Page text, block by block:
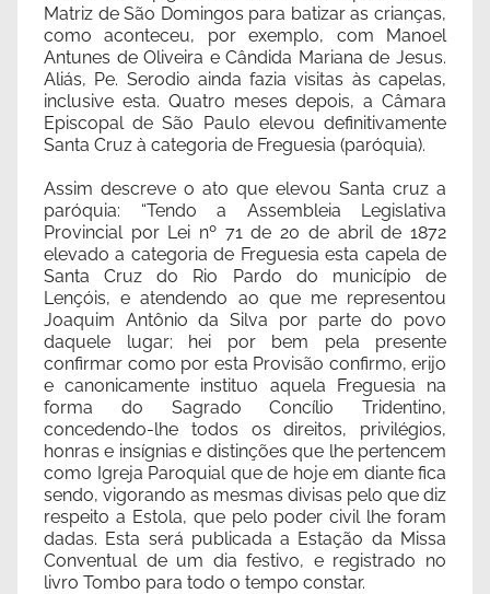
Matriz de São Domingos para batizar as crianças,
como aconteceu, por exemplo, com Manoel
Antunes de Oliveira e Cândida Mariana de Jesus.
Aliás, Pe. Serodio ainda fazia visitas às capelas,
inclusive esta. Quatro meses depois, a Câmara
Episcopal de São Paulo elevou definitivamente
Santa Cruz à categoria de Freguesia (paróquia).
Assim descreve o ato que elevou Santa cruz a
paróquia: “Tendo a Assembleia Legislativa
Provincial por Lei nº 71 de 20 de abril de 1872
elevado a categoria de Freguesia esta capela de
Santa Cruz do Rio Pardo do município de
Lençóis, e atendendo ao que me representou
Joaquim Antônio da Silva por parte do povo
daquele lugar; hei por bem pela presente
confirmar como por esta Provisão confirmo, erijo
e canonicamente instituo aquela Freguesia na
forma do Sagrado Concílio Tridentino,
concedendo-lhe todos os direitos, privilégios,
honras e insígnias e distinções que lhe pertencem
como Igreja Paroquial que de hoje em diante fica
sendo, vigorando as mesmas divisas pelo que diz
respeito a Estola, que pelo poder civil lhe foram
dadas. Esta será publicada a Estação da Missa
Conventual de um dia festivo, e registrado no
livro Tombo para todo o tempo constar.